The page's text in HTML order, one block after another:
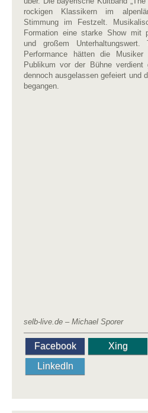
rockigen Klassikern im
Stimmung im Festzelt.
Formation eine starke Show mit
und großem Unterhaltungswert.
Performance hätten die Musiker
Publikum vor der Bühne
dennoch ausgelassen gefeiert und
begangen.
selb-live.de – Michael Sporer
Facebook Xing
LinkedIn